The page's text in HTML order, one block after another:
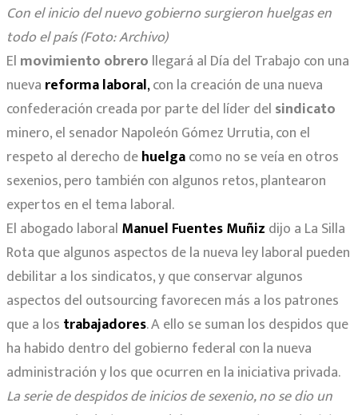
Con el inicio del nuevo gobierno surgieron huelgas en
todo el país (Foto: Archivo)
El movimiento obrero llegará al Día del Trabajo con una
nueva reforma laboral,con la creación de una nueva
confederación creada por parte del líder del sindicato
minero, el senador Napoleón Gómez Urrutia, con el
respeto al derecho dehuelgacomo no se veía en otros
sexenios, pero también con algunos retos, plantearon
expertos en el tema laboral.
El abogado laboral Manuel Fuentes Muñiz dijo a La Silla
Rota que algunos aspectos de la nueva ley laboral pueden
debilitar a los sindicatos, y que conservar algunos
aspectos del outsourcing favorecen más a los patrones
que a los trabajadores. A ello se suman los despidos que
ha habido dentro del gobierno federal con la nueva
administración y los que ocurren en la iniciativa privada.
La serie de despidos de inicios de sexenio, no se dio un